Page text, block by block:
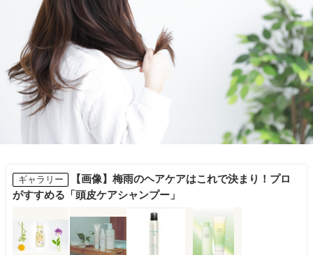
ギャラリー
【画像】梅雨のヘアケアはこれで決まり！プロ
がすすめる「頭皮ケアシャンプー」